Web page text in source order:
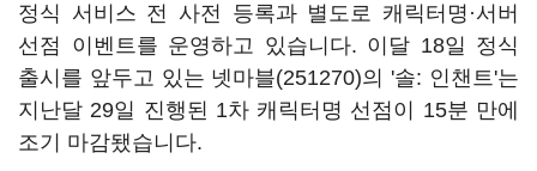
정식 서비스 전 사전 등록과 별도로 캐릭터명·서버
선점 이벤트를 운영하고 있습니다. 이달 18일 정식
출시를 앞두고 있는 넷마블(251270)의 '솔: 인챈트'는
지난달 29일 진행된 1차 캐릭터명 선점이 15분 만에
조기 마감됐습니다.